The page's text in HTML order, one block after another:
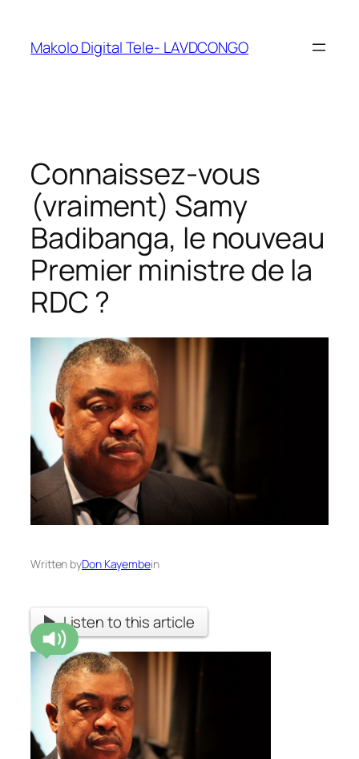
Makolo Digital Tele- LAVDCONGO
Connaissez-vous
(vraiment) Samy
Badibanga, le nouveau
Premier ministre de la
RDC ?
Written byDon Kayembein
Listen to this article